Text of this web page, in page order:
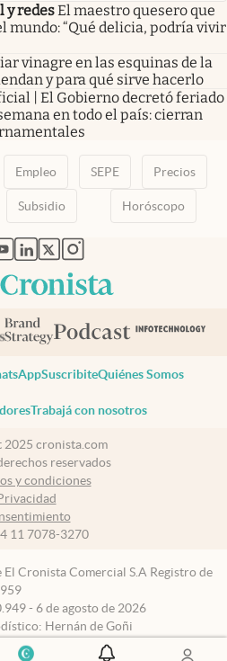
y redesEl maestro quesero que
mundo: “Qué delicia, podría vivir
vinagre en las esquinas de la
y para qué sirve hacerlo
| El Gobierno decretó feriado
en todo el país: cierran
Empleo SEPE Precios
Subsidio Horóscopo
en nueva pestaña
abre en nueva pestaña
abre en nueva pestaña
abre en nueva pestaña
abre en nueva pestaña
SuscribiteQuiénes Somos
Trabajá con nosotros
cronista.com
reservados
y condiciones
11 7078-3270
El Cronista Comercial S.A Registro de
- 6 de agosto de 2026
Hernán de Goñi